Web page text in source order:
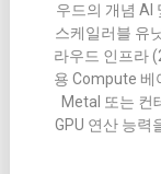
우드의 개념 AI
스케일러블 유
라우드 인프라
용 Compute 베
Metal 또는 컨
GPU 연산 능력